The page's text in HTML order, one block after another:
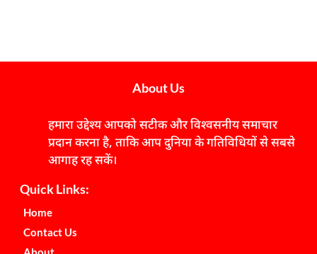
About Us
हमारा उद्देश्य आपको सटीक और विश्वसनीय समाचार
प्रदान करना है, ताकि आप दुनिया के गतिविधियों से सबसे
आगाह रह सकें।
Quick Links:
Home
Contact Us